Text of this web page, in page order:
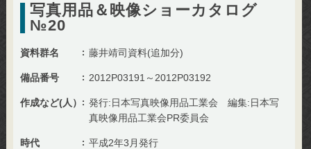
写真用品＆映像ショーカタログ
№20
資料群名 藤井靖司資料(追加分)
備品番号 2012P03191～2012P03192
作成など(人）
発行:日本写真映像用品工業会 編集:日本写
真映像用品工業会PR委員会
時代 平成2年3月発行